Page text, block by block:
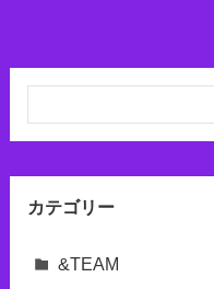
カテゴリー
&TEAM